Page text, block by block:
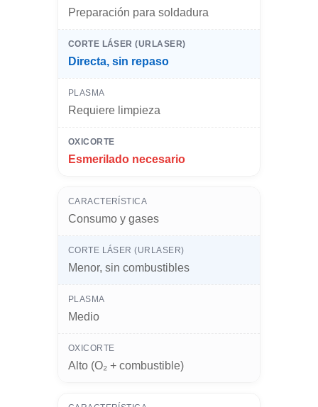
Preparación para soldadura
Directa, sin repaso
Requiere limpieza
Esmerilado necesario
Consumo y gases
Menor, sin combustibles
Medio
Alto (O₂ + combustible)